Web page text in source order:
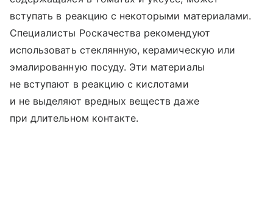
вступать в реакцию с некоторыми материалами.
Специалисты Роскачества рекомендуют
использовать стеклянную, керамическую или
эмалированную посуду. Эти материалы
не вступают в реакцию с кислотами
и не выделяют вредных веществ даже
при длительном контакте.